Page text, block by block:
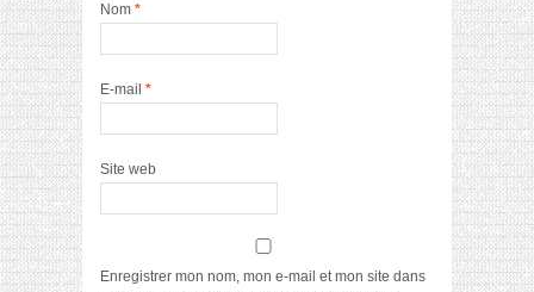
Nom *
E-mail *
Site web
Enregistrer mon nom, mon e-mail et mon site dans